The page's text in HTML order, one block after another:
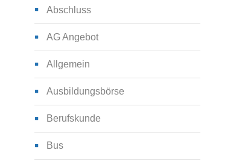
Abschluss
AG Angebot
Allgemein
Ausbildungsbörse
Berufskunde
Bus